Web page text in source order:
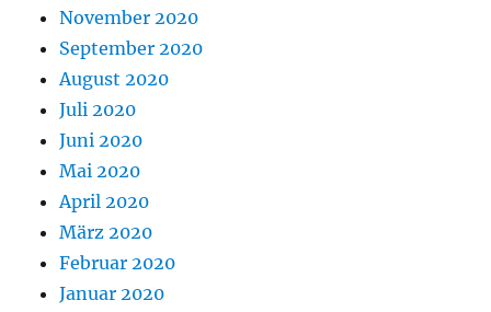
November 2020
September 2020
August 2020
Juli 2020
Juni 2020
Mai 2020
April 2020
März 2020
Februar 2020
Januar 2020